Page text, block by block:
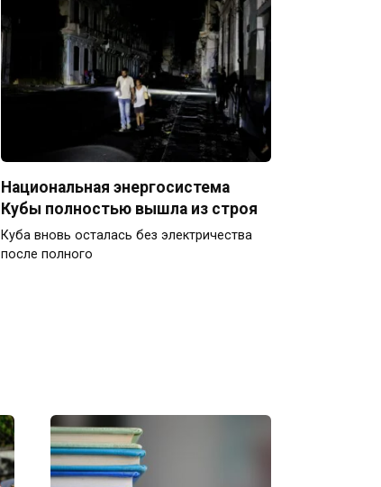
Национальная энергосистема
Кубы полностью вышла из строя
Куба вновь осталась без электричества
после полного